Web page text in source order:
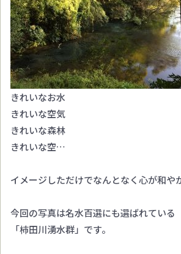
きれいなお水
きれいな空気
きれいな森林
きれいな空…
イメージしただけでなんとなく心が和や
今回の写真は名水百選にも選ばれている
「柿田川湧水群」です。